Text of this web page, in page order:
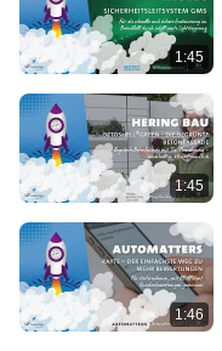
1:45
1:45
1:46